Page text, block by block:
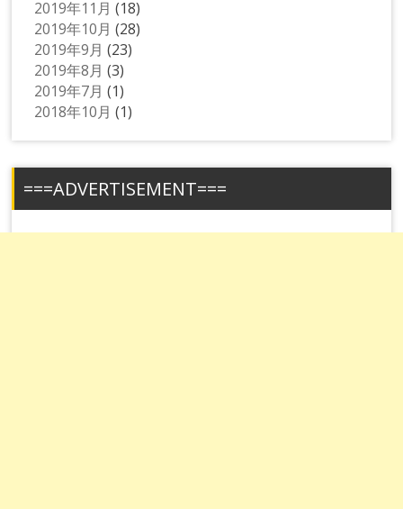
2019年11月 (18)
2019年10月 (28)
2019年9月 (23)
2019年8月 (3)
2019年7月 (1)
2018年10月 (1)
===ADVERTISEMENT===